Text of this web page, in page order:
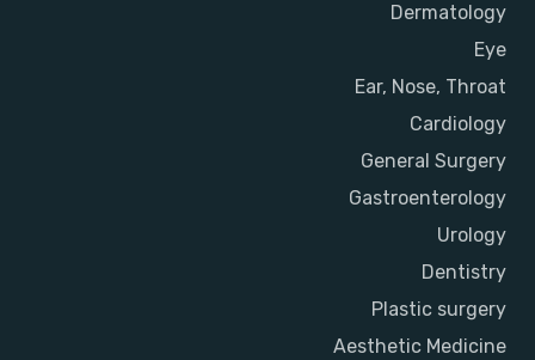
Dermatology
Eye
Ear, Nose, Throat
Cardiology
General Surgery
Gastroenterology
Urology
Dentistry
Plastic surgery
Aesthetic Medicine